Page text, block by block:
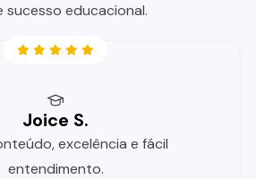
sucesso educacional.
Joice S.
excelência e fácil
entendimento.